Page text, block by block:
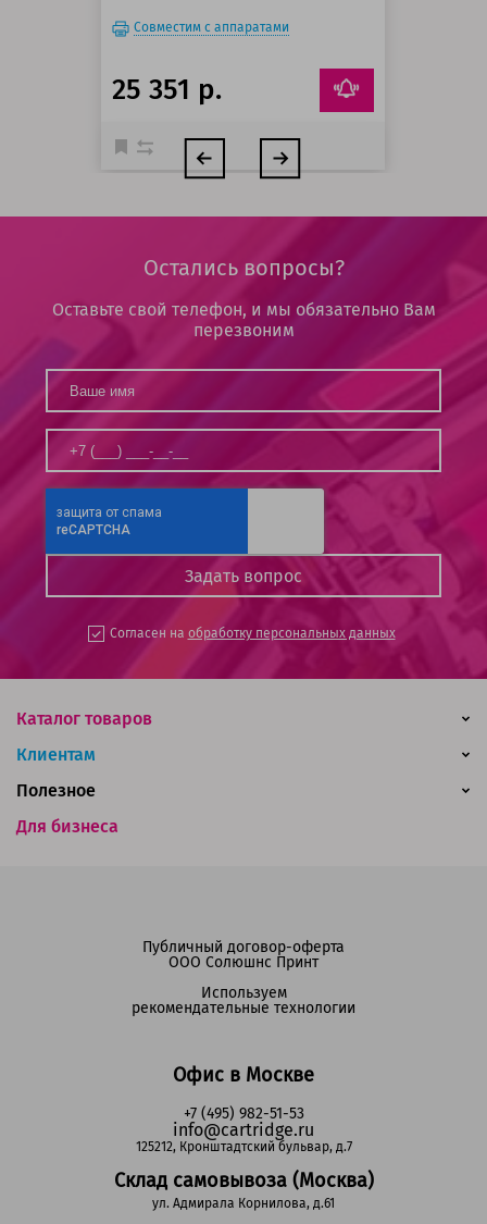
Совместим с аппаратами
25 351 р.
Остались вопросы?
Оставьте свой телефон, и мы обязательно Вам
перезвоним
Согласен на обработку персональных данных
Каталог товаров
Клиентам
Для бизнеса
Полезное
Офис в Москве
+7 (495) 982-51-53
info@cartridge.ru
125212, Кронштадтский бульвар, д.7
Склад самовывоза (Москва)
ул. Адмирала Корнилова, д.61
Публичный договор-оферта
ООО Солюшнс Принт
Используем
рекомендательные технологии